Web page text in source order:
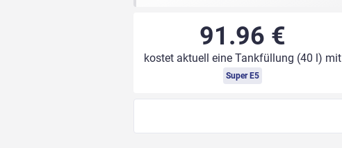
91.96 €
kostet aktuell eine Tankfüllung (40 l) mit
Super E5